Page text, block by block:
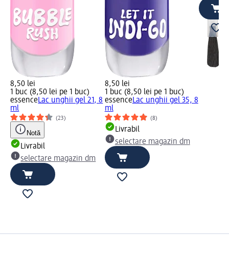
8,50 lei
1 buc (8,50 lei pe 1 buc)
essenceLac unghii gel 21, 8
ml
(23)
Notă
Livrabil
selectare magazin dm
8,50 lei
1 buc (8,50 lei pe 1 buc)
essenceLac unghii gel 35, 8
ml
(8)
Livrabil
selectare magazin dm